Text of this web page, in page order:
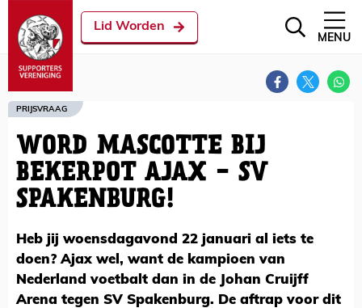
Lid Worden
MENU
PRIJSVRAAG
WORD MASCOTTE BIJ
BEKERPOT AJAX - SV
SPAKENBURG!
Heb jij woensdagavond 22 januari al iets te
doen? Ajax wel, want de kampioen van
Nederland voetbalt dan in de Johan Cruijff
Arena tegen SV Spakenburg. De aftrap voor dit